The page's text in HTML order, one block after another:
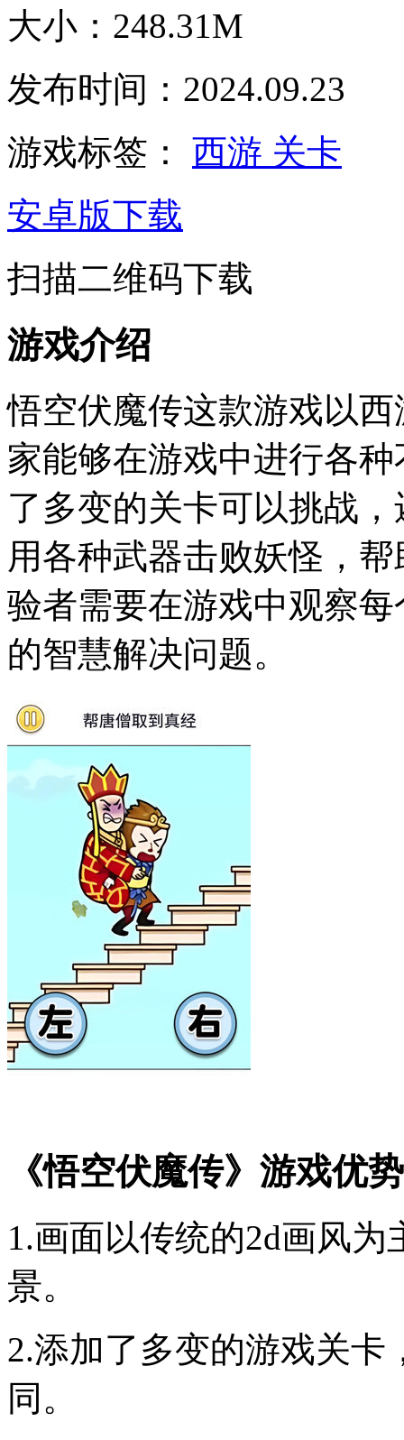
大小：248.31M
发布时间：2024.09.23
游戏标签： 西游 关卡
安卓版下载
扫描二维码下载
游戏介绍
悟空伏魔传这款游戏以
家能够在游戏中进行各
了多变的关卡可以挑战
用各种武器击败妖怪，
验者需要在游戏中观察
的智慧解决问题。
《悟空伏魔传》游戏优
1.画面以传统的2d画风
景。
2.添加了多变的游戏关卡
同。